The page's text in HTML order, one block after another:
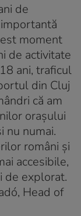
de
moment
de activitate
ani, traficul
din Cluj
că am
orașului
nu numai.
români și
accesibile,
de explorat.
Head of